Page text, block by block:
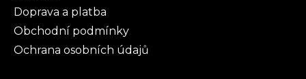
Doprava a platba
Obchodní podmínky
Ochrana osobních údajů